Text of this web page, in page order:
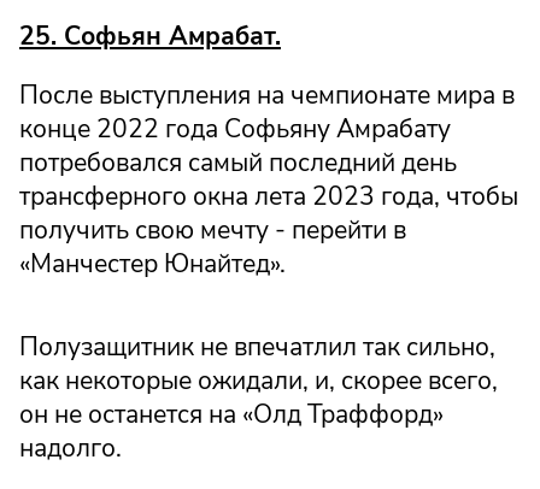
25. Софьян Амрабат.
После выступления на чемпионате мира в
конце 2022 года Софьяну Амрабату
потребовался самый последний день
трансферного окна лета 2023 года, чтобы
получить свою мечту - перейти в
«Манчестер Юнайтед».
Полузащитник не впечатлил так сильно,
как некоторые ожидали, и, скорее всего,
он не останется на «Олд Траффорд»
надолго.